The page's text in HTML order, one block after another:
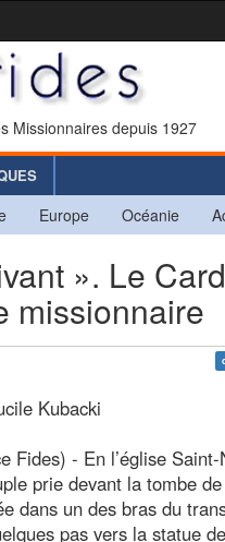
Missionnaires depuis 1927
Europe Océanie
». Le
missionnaire
Kubacki
Fides) - En l’église
prie devant la tombe
dans un des bras du
pas vers la statue